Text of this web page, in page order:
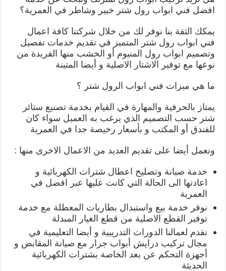
افضل فني ابواب رول شتر خبير وشاطر في العمرية؟
يمكك الثقة بنا نوفر لك من خلال شركتنا كافة اعمال
فني ابواب رول شتر المتميز في تقديم خدمات تفصيل
وتصميم ابواب رول المنيوم أو الخشب منها الفريدة من
نوعها مع توفير الاشتار الاصلية و أيضا المتينة
ما هي ميزات فني ابواب الرول شتر ؟
يمتاز بالحرفية والمهارة في القيام بخدمة تصنيع ستائر
شتر حسب التصميم الذي يرغب به العميل سواء كان
للفندق أو المكتب و بأسعار رخيصة جدا في العمرية
ونعمل أيضا على تقديم العديد من الاعمال الاخرى منها :
خدمة صيانة وتصليح اعطال شترات الكهربائية و
اعادتها الى الحالة التي كانت عليها عبر افضل في
العمرية
نوفر خدمة بيع واستبدال بطاريات المعطلة مع خدمة
توفير القطع الاصلية من قطع الغيار المبدلة
نقدم لعمالنا الدورات التدريبية و أيضا التعليمية في
مجال تركيب درايش أبواب جرار مع صيانة المقابض و
أجهزة التحكم عن بعد الخاصة بشترات الكهربائية
الحديثة